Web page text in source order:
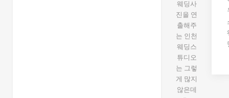
웨딩사
진을 연
출해주
는 인천
웨딩스
튜디오
는 그렇
게 많지
않은데